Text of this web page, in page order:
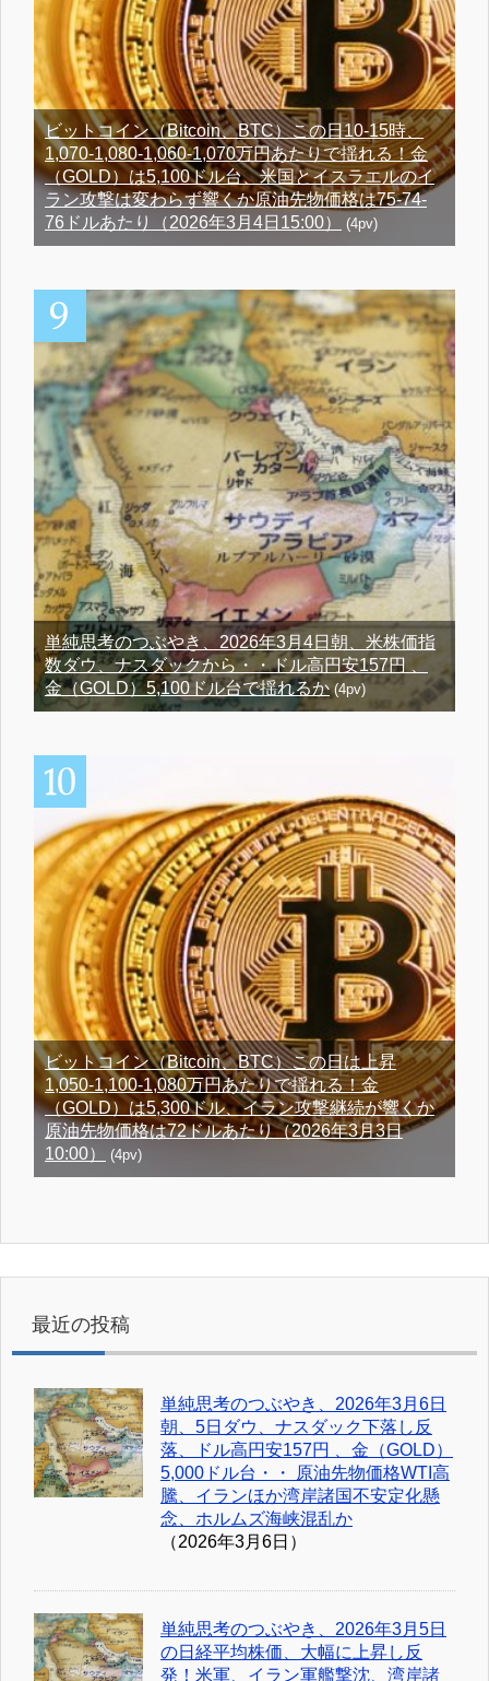
ビットコイン（Bitcoin、BTC）この日10-15時、
1,070-1,080-1,060-1,070万円あたりで揺れる！金
（GOLD）は5,100ドル台、米国とイスラエルのイ
ラン攻撃は変わらず響くか原油先物価格は75-74-
76ドルあたり（2026年3月4日15:00）
(4pv)
単純思考のつぶやき、2026年3月4日朝、米株価指
数ダウ、ナスダックから・・ドル高円安157円 、
金（GOLD）5,100ドル台で揺れるか(4pv)
ビットコイン（Bitcoin、BTC）この日は上昇
1,050-1,100-1,080万円あたりで揺れる！金
（GOLD）は5,300ドル、イラン攻撃継続が響くか
原油先物価格は72ドルあたり（2026年3月3日
10:00）
(4pv)
最近の投稿
単純思考のつぶやき、2026年3月6日
朝、5日ダウ、ナスダック下落し反
落、ドル高円安157円 、金（GOLD）
5,000ドル台・・ 原油先物価格WTI高
騰、イランほか湾岸諸国不安定化懸
念、ホルムズ海峡混乱か
（2026年3月6日）
単純思考のつぶやき、2026年3月5日
の日経平均株価、大幅に上昇し反
発！米軍、イラン軍艦撃沈、湾岸諸